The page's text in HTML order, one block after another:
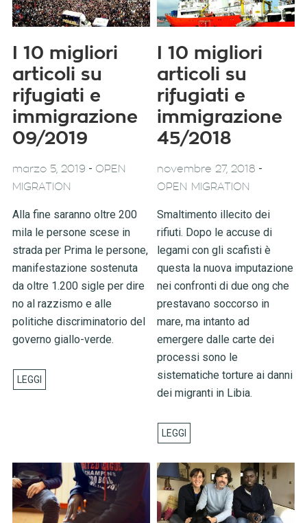
I 10 migliori
articoli su
rifugiati e
immigrazione
09/2019
marzo 5, 2019 - OPEN
MIGRATION
Alla fine saranno oltre 200
mila le persone scese in
strada per Prima le persone,
manifestazione sostenuta
da oltre 1.200 sigle per dire
no al razzismo e alle
politiche discriminatorio del
governo giallo-verde.
I 10 migliori
articoli su
rifugiati e
immigrazione
45/2018
novembre 27, 2018 -
OPEN MIGRATION
Smaltimento illecito dei
rifiuti. Dopo le accuse di
legami con gli scafisti è
questa la nuova imputazione
nei confronti di due ong che
prestavano soccorso in
mare, ma intanto ad
emergere dalle carte dei
processi sono le
sistematiche torture ai danni
dei migranti in Libia.